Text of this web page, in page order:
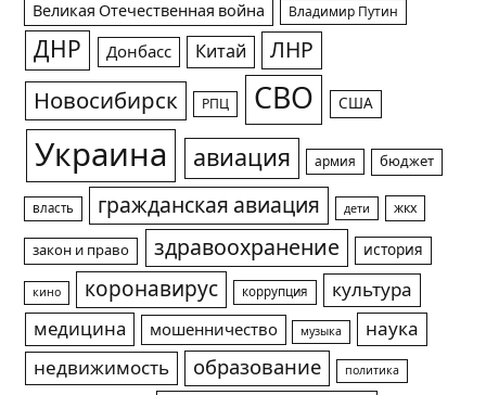
Великая Отечественная война Владимир Путин
ДНР Донбасс Китай ЛНР
Новосибирск РПЦ СВО США
Украина авиация армия бюджет
власть гражданская авиация дети жкх
закон и право здравоохранение история
кино коронавирус коррупция
культура
медицина
мошенничество музыка
наука
недвижимость
образование политика